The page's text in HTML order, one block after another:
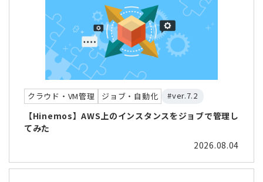
クラウド・VM管理 ジョブ・自動化 #ver.7.2
【Hinemos】AWS上のインスタンスをジョブで管理し
てみた
2026.08.04